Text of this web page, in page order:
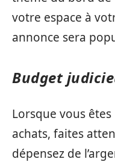
votre espace à
annonce sera
Budget
Lorsque vous
achats, faites
dépensez de